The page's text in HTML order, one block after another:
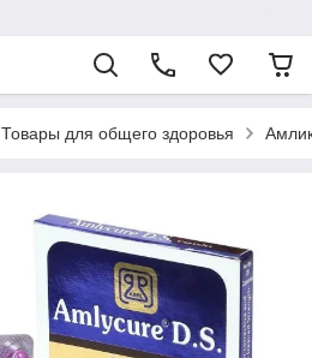
Товары для общего здоровья